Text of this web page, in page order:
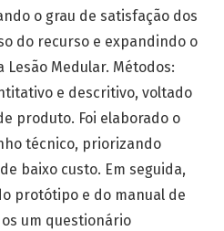
o grau de satisfação dos
do recurso e expandindo o
Medular. Métodos:
e descritivo, voltado
produto. Foi elaborado o
técnico, priorizando
baixo custo. Em seguida,
protótipo e do manual de
um questionário